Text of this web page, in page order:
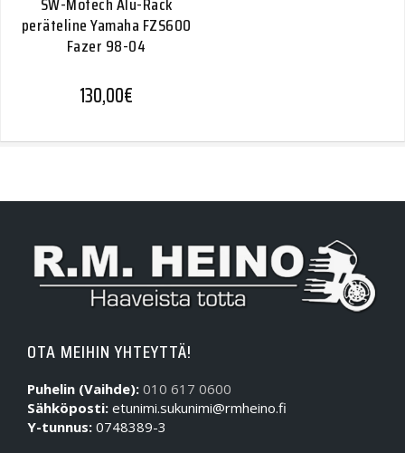
peräteline Yamaha FZS600
Fazer 98-04
130,00€
OTA MEIHIN YHTEYTTÄ!
Puhelin (Vaihde): 010 617 0600
Sähköposti: etunimi.sukunimi@rmheino.fi
Y-tunnus: 0748389-3